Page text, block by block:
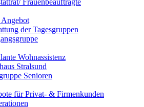
Frauenbeauftragte
der Tagesgruppen
Wohnassistenz
Stralsund
Senioren
für Privat- & Firmenkunden